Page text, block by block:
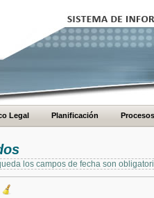
Legal Planificación Procesos
los campos de fecha son